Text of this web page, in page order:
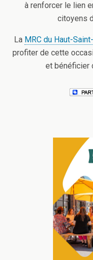
à renforcer le lien
citoyens
La MRC du Haut-
profiter de cette
et bénéficier